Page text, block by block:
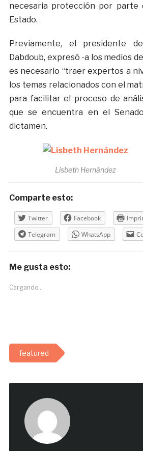
necesaria protección por parte
Estado.
Previamente, el presidente de
Dabdoub, expresó -a los medios
es necesario “traer expertos a
los temas relacionados con el
para facilitar el proceso de
que se encuentra en el
dictamen.
Lisbeth Hernández
Comparte esto:
Twitter Facebook
Telegram
WhatsApp
Me gusta esto:
Cargando...
featured